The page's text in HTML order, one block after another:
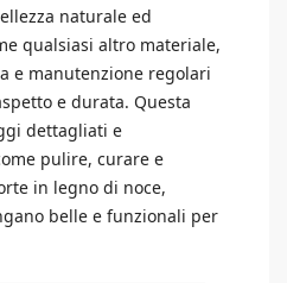
naturale ed
qualsiasi altro materiale,
e manutenzione regolari
e durata. Questa
dettagliati e
pulire, curare e
in legno di noce,
belle e funzionali per